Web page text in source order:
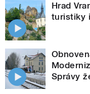
Hrad
turistiky
Správy